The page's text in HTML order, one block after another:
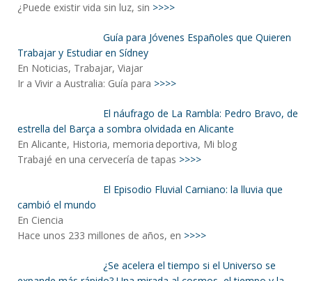
¿Puede existir vida sin luz, sin >>>>
Guía para Jóvenes Españoles que Quieren
Trabajar y Estudiar en Sídney
En Noticias, Trabajar, Viajar
Ir a Vivir a Australia: Guía para >>>>
El náufrago de La Rambla: Pedro Bravo, de
estrella del Barça a sombra olvidada en Alicante
En Alicante, Historia, memoria deportiva, Mi blog
Trabajé en una cervecería de tapas >>>>
El Episodio Fluvial Carniano: la lluvia que
cambió el mundo
En Ciencia
Hace unos 233 millones de años, en >>>>
¿Se acelera el tiempo si el Universo se